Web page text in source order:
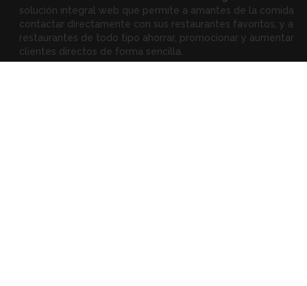
solución integral web que permite a amantes de la comida
contactar directamente con sus restaurantes favoritos, y a
restaurantes de todo tipo ahorrar, promocionar y aumentar
clientes directos de forma sencilla.